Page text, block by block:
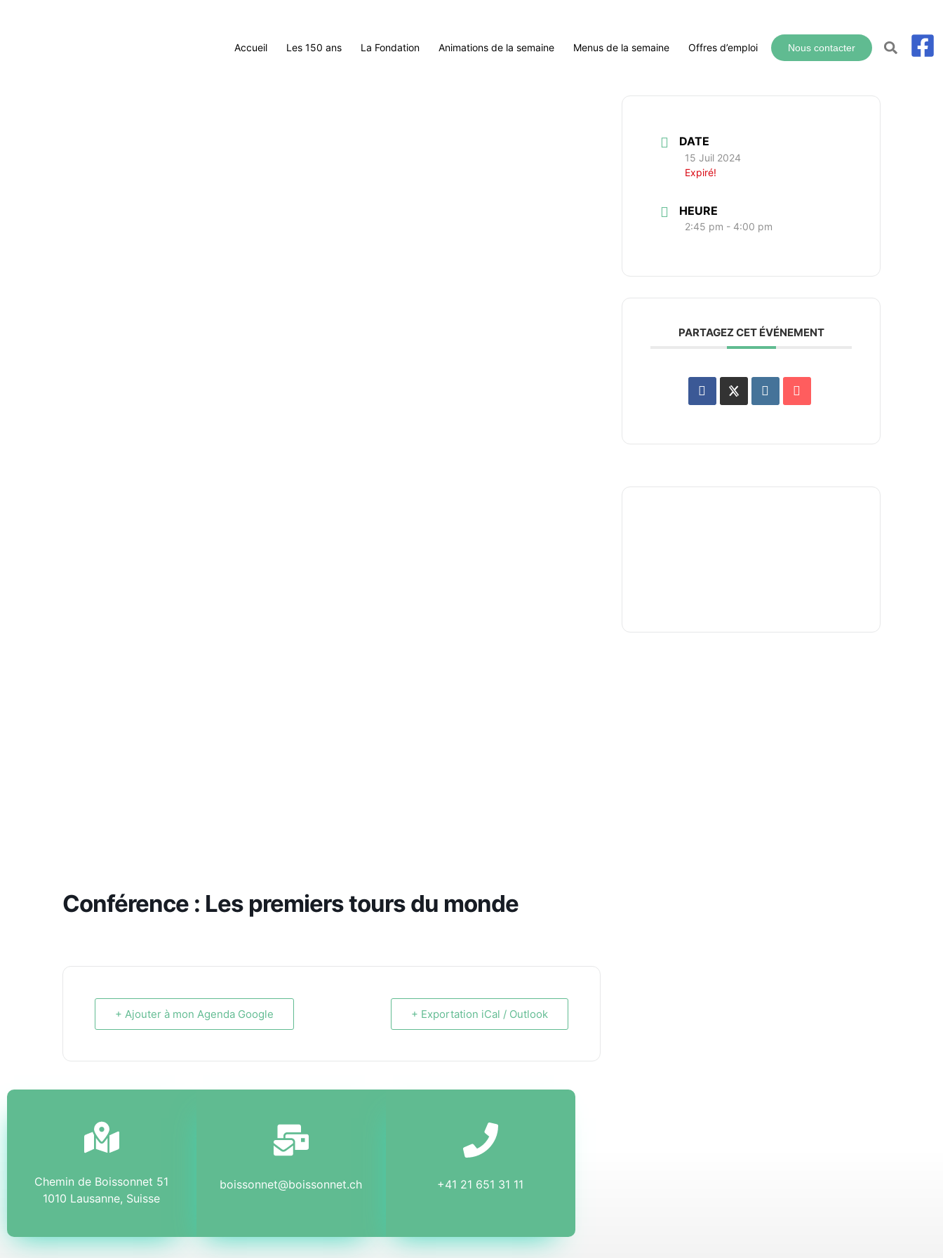
Accueil Les 150 ans La Fondation Animations de la semaine Menus de la semaine Offres d’emploi Nous contacter
Conférence : Les premiers tours du monde
+ Ajouter à mon Agenda Google + Exportation iCal / Outlook
DATE
15 Juil 2024
Expiré!
HEURE
2:45 pm - 4:00 pm
PARTAGEZ CET ÉVÉNEMENT
Chemin de Boissonnet 51
1010 Lausanne, Suisse
boissonnet@boissonnet.ch +41 21 651 31 11